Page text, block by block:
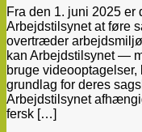
Fra den 1. juni 2025
Arbejdstilsynet at føre
overtræder
kan Arbejdstilsynet —
bruge
grundlag for deres
Arbejdstilsynet
fersk […]